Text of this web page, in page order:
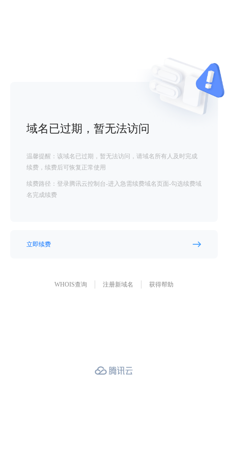
域名已过期，暂无法访问
温馨提醒：该域名已过期，暂无法访问，请域名所有人及时完成
续费，续费后可恢复正常使用
续费路径：登录腾讯云控制台-进入急需续费域名页面-勾选续费域
名完成续费
立即续费
WHOIS查询 注册新域名 获得帮助